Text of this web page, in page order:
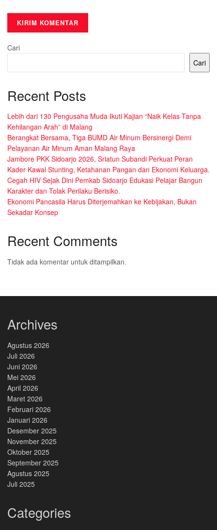
Cari
Cari
Recent Posts
Lebih dari 130 Pengusaha Muda Ikuti Kajian “Naik Kelas Tanpa
Kehilangan Arah” di Malang
Berangkat Bersama, Tiga BUMD Air Minum Bersinergi Demi
Pelayanan Air Minum Aman Malang Raya
Jambore PKK Sidoarjo 2026, Sriatun Subandi Perkuat Peran
Kader Kawal Stunting, Ketahanan Pangan dan Ekonomi Keluarga.
Cegah HIV Sejak Dini Pemkab Sidoarjo Edukasi Pelajar Bangun
Karakter dan Tolak Perilaku Berisiko.
Ekonomi Pancasila Harus Diterjemahkan ke Kebijakan, Bukan
Sekadar Konsep
Recent Comments
Tidak ada komentar untuk ditampilkan.
Archives
Agustus 2026
Juli 2026
Juni 2026
Mei 2026
April 2026
Maret 2026
Februari 2026
Januari 2026
Desember 2025
November 2025
Oktober 2025
September 2025
Agustus 2025
Juli 2025
Categories